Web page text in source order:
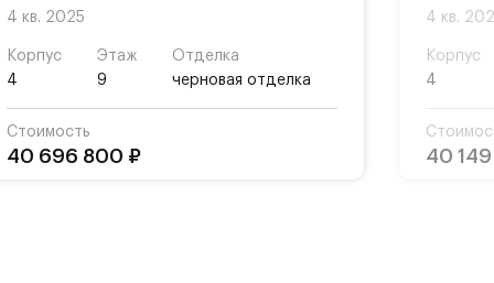
4 кв. 2025
Корпус
4
Этаж
9
Отделка
черновая отделка
Стоимость
40 696 800 ₽
4 кв.
Корпус
4
40